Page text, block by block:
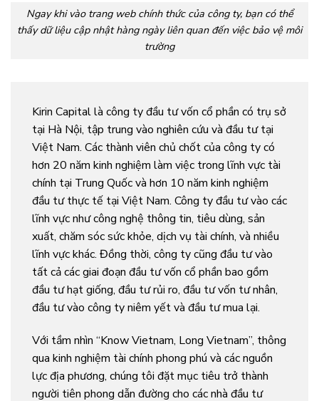
Ngay khi vào trang web chính thức của công ty, bạn có thể
thấy dữ liệu cập nhật hàng ngày liên quan đến việc bảo vệ môi
trường
Kirin Capital là công ty đầu tư vốn cổ phần có trụ sở
tại Hà Nội, tập trung vào nghiên cứu và đầu tư tại
Việt Nam. Các thành viên chủ chốt của công ty có
hơn 20 năm kinh nghiệm làm việc trong lĩnh vực tài
chính tại Trung Quốc và hơn 10 năm kinh nghiệm
đầu tư thực tế tại Việt Nam. Công ty đầu tư vào các
lĩnh vực như công nghệ thông tin, tiêu dùng, sản
xuất, chăm sóc sức khỏe, dịch vụ tài chính, và nhiều
lĩnh vực khác. Đồng thời, công ty cũng đầu tư vào
tất cả các giai đoạn đầu tư vốn cổ phần bao gồm
đầu tư hạt giống, đầu tư rủi ro, đầu tư vốn tư nhân,
đầu tư vào công ty niêm yết và đầu tư mua lại.
Với tầm nhìn “Know Vietnam, Long Vietnam”, thông
qua kinh nghiệm tài chính phong phú và các nguồn
lực địa phương, chúng tôi đặt mục tiêu trở thành
người tiên phong dẫn đường cho các nhà đầu tư